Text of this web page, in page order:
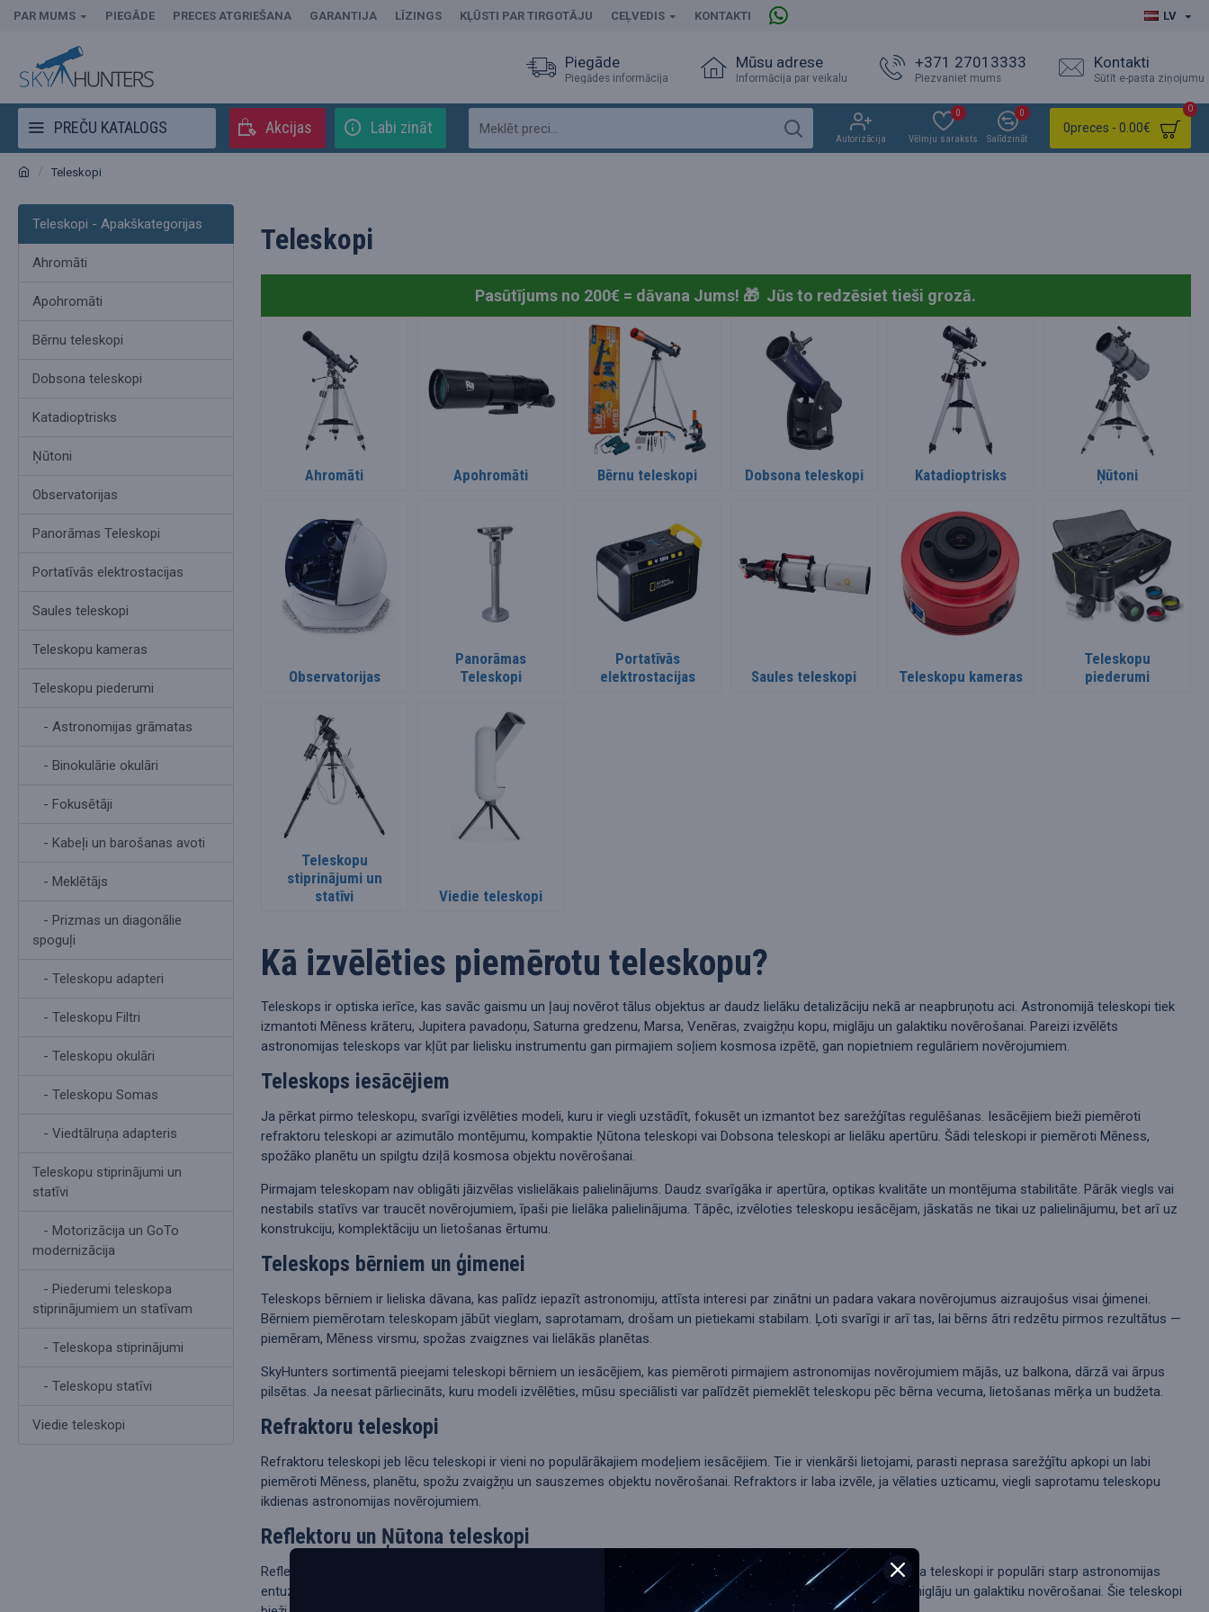
PAR MUMS PIEGĀDE PRECES ATGRIEŠANA GARANTIJA LĪZINGS KĻŪSTI PAR TIRGOTĀJU CEĻVEDIS KONTAKTI LV
Piegāde
Piegādes informācija
Mūsu adrese
Informācija par veikalu
+371 27013333
Piezvaniet mums
Kontakti
Sūtīt e-pasta ziņojumu
PREČU KATALOGS Akcijas Labi zināt
Autorizācija Vēlmju saraksts
0
Salīdzināt
0
0preces - 0.00€
0
Teleskopi
Teleskopi - Apakškategorijas
Ahromāti
Apohromāti
Bērnu teleskopi
Dobsona teleskopi
Katadioptrisks
Ņūtoni
Observatorijas
Panorāmas Teleskopi
Portatīvās elektrostacijas
Saules teleskopi
Teleskopu kameras
Teleskopu piederumi
- Astronomijas grāmatas
- Binokulārie okulāri
- Fokusētāji
- Kabeļi un barošanas avoti
- Meklētājs
- Prizmas un diagonālie
spoguļi
- Teleskopu adapteri
- Teleskopu Filtri
- Teleskopu okulāri
- Teleskopu Somas
- Viedtālruņa adapteris
Teleskopu stiprinājumi un
statīvi
- Motorizācija un GoTo
modernizācija
- Piederumi teleskopa
stiprinājumiem un statīvam
- Teleskopa stiprinājumi
- Teleskopu statīvi
Viedie teleskopi
Teleskopi
Kā izvēlēties piemērotu teleskopu?
Teleskops ir optiska ierīce, kas savāc gaismu un ļauj novērot tālus objektus ar daudz lielāku detalizāciju nekā ar neapbruņotu aci. Astronomijā teleskopi tiek
izmantoti Mēness krāteru, Jupitera pavadoņu, Saturna gredzenu, Marsa, Venēras, zvaigžņu kopu, miglāju un galaktiku novērošanai. Pareizi izvēlēts
astronomijas teleskops var kļūt par lielisku instrumentu gan pirmajiem soļiem kosmosa izpētē, gan nopietniem regulāriem novērojumiem.
Teleskops iesācējiem
Ja pērkat pirmo teleskopu, svarīgi izvēlēties modeli, kuru ir viegli uzstādīt, fokusēt un izmantot bez sarežģītas regulēšanas. Iesācējiem bieži piemēroti
refraktoru teleskopi ar azimutālo montējumu, kompaktie Ņūtona teleskopi vai Dobsona teleskopi ar lielāku apertūru. Šādi teleskopi ir piemēroti Mēness,
spožāko planētu un spilgtu dziļā kosmosa objektu novērošanai.
Pirmajam teleskopam nav obligāti jāizvēlas vislielākais palielinājums. Daudz svarīgāka ir apertūra, optikas kvalitāte un montējuma stabilitāte. Pārāk viegls vai
nestabils statīvs var traucēt novērojumiem, īpaši pie lielāka palielinājuma. Tāpēc, izvēloties teleskopu iesācējam, jāskatās ne tikai uz palielinājumu, bet arī uz
konstrukciju, komplektāciju un lietošanas ērtumu.
Teleskops bērniem un ģimenei
Teleskops bērniem ir lieliska dāvana, kas palīdz iepazīt astronomiju, attīsta interesi par zinātni un padara vakara novērojumus aizraujošus visai ģimenei.
Bērniem piemērotam teleskopam jābūt vieglam, saprotamam, drošam un pietiekami stabilam. Ļoti svarīgi ir arī tas, lai bērns ātri redzētu pirmos rezultātus —
piemēram, Mēness virsmu, spožas zvaigznes vai lielākās planētas.
SkyHunters sortimentā pieejami teleskopi bērniem un iesācējiem, kas piemēroti pirmajiem astronomijas novērojumiem mājās, uz balkona, dārzā vai ārpus
pilsētas. Ja neesat pārliecināts, kuru modeli izvēlēties, mūsu speciālisti var palīdzēt piemeklēt teleskopu pēc bērna vecuma, lietošanas mērķa un budžeta.
Refraktoru teleskopi
Refraktoru teleskopi jeb lēcu teleskopi ir vieni no populārākajiem modeļiem iesācējiem. Tie ir vienkārši lietojami, parasti neprasa sarežģītu apkopi un labi
piemēroti Mēness, planētu, spožu zvaigžņu un sauszemes objektu novērošanai. Refraktors ir laba izvēle, ja vēlaties uzticamu, viegli saprotamu teleskopu
ikdienas astronomijas novērojumiem.
Reflektoru un Ņūtona teleskopi
Reflektoru teleskopi izmanto spoguli, kas savāc gaismu un ļauj iegūt lielāku apertūru par izdevīgāku cenu. Ņūtona teleskopi ir populāri starp astronomijas
entuziastiem, jo tie nodrošina labu gaismas savākšanas spēju un ir piemēroti Mēness, planētu, zvaigžņu kopu, miglāju un galaktiku novērošanai. Šie teleskopi
Pasūtījums no 200€ = dāvana Jums! 🎁 Jūs to redzēsiet tieši grozā.
Ahromāti Apohromāti Bērnu teleskopi Dobsona teleskopi Katadioptrisks Ņūtoni
Observatorijas
Panorāmas
Teleskopi
Portatīvās
elektrostacijas
Saules teleskopi Teleskopu kameras
Teleskopu
piederumi
Teleskopu
stiprinājumi un
statīvi
Viedie teleskopi